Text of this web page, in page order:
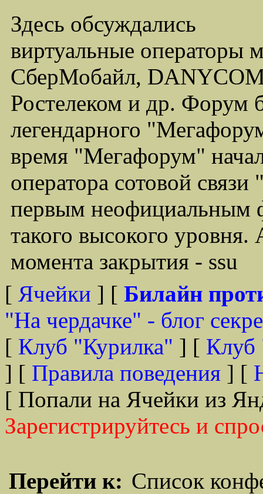
Здесь обсуждались
виртуальные операторы
СберМобайл,
Ростелеком и др. Форум
легендарного
время "Мегафорум"
оператора сотовой
первым неофициальным
такого высокого
момента закрытия - ssu
[ Ячейки ] [ Билайн
"На чердачке" - блог
[ Клуб "Курилка" ] [ Клуб
] [ Правила поведения ] [
[ Попали на Ячейки из
Зарегистрируйтесь и
Перейти к: Список